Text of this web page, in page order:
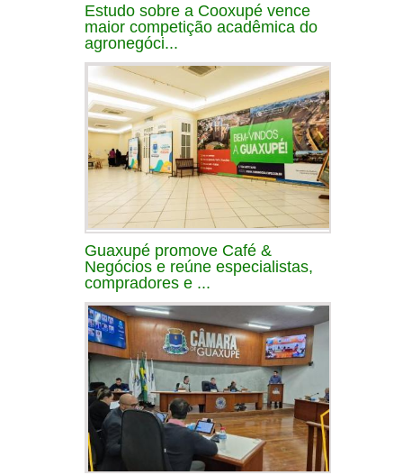
Estudo sobre a Cooxupé vence
maior competição acadêmica do
agronegóci...
Guaxupé promove Café &
Negócios e reúne especialistas,
compradores e ...